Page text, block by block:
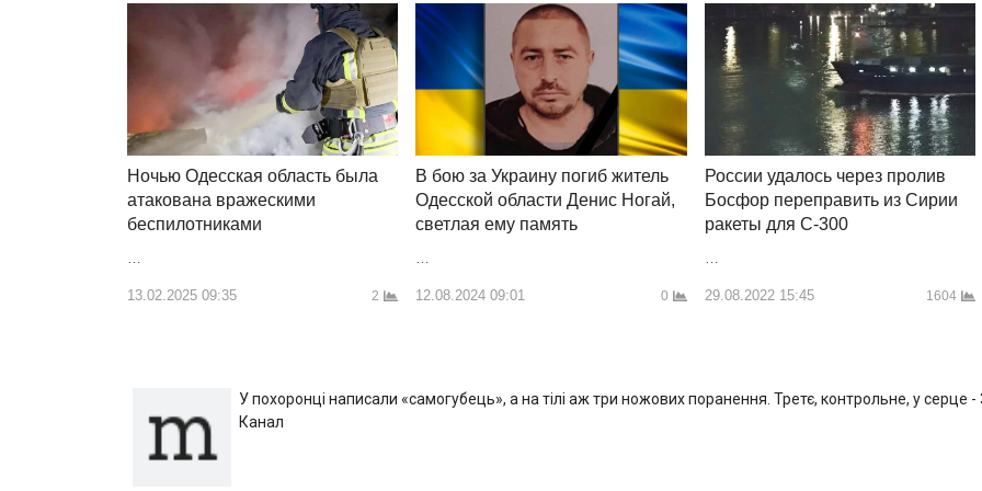
Ночью Одесская область была
атакована вражескими
беспилотниками
13.02.2025 09:35 2
В бою за Украину погиб житель
Одесской области Денис Ногай,
светлая ему память
12.08.2024 09:01 0
России удалось через пролив
Босфор переправить из Сирии
ракеты для С-300
29.08.2022 15:45 1604
У похоронці написали «самогубець», а на тілі аж три ножових поранення. Третє, контрольне, у серце -
Канал